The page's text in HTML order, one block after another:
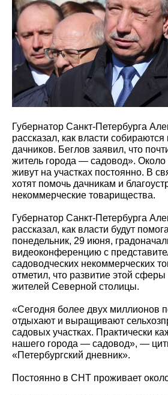
Губернатор Санкт-Петербурга
рассказал, как власти
дачников. Беглов заявил, что
житель города — садовод».
живут на участках постоянно. В
хотят помочь дачникам и
некоммерческие товарищества.
Губернатор Санкт-Петербурга
рассказал, как власти будут
понедельник, 29 июня,
видеоконференцию с
садоводческих некоммерческих
отметил, что развитие этой
жителей Северной столицы.
«Сегодня более двух миллионов
отдыхают и выращивают
садовых участках. Практически
нашего города — садовод», —
«Петербургский дневник».
Постоянно в СНТ проживает